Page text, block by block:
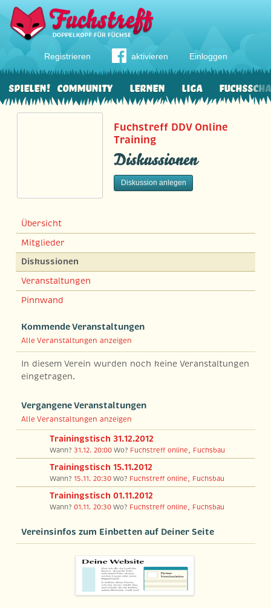
Registrieren aktivieren Einloggen
Community Lernen Liga
Spielen!
Fuchstreff DDV Online
Training
Diskussionen
Diskussion anlegen
Übersicht
Mitglieder
Diskussionen
Veranstaltungen
Pinnwand
Kommende Veranstaltungen
Alle Veranstaltungen anzeigen
In diesem Verein wurden noch keine Veranstaltungen
eingetragen.
Vergangene Veranstaltungen
Alle Veranstaltungen anzeigen
Trainingstisch 31.12.2012
Wann?31.12. 20:00 Wo? Fuchstreff online, Fuchsbau
Trainingstisch 15.11.2012
Wann?15.11. 20:30 Wo? Fuchstreff online, Fuchsbau
Trainingstisch 01.11.2012
Wann?01.11. 20:30 Wo? Fuchstreff online, Fuchsbau
Vereinsinfos zum Einbetten auf Deiner Seite